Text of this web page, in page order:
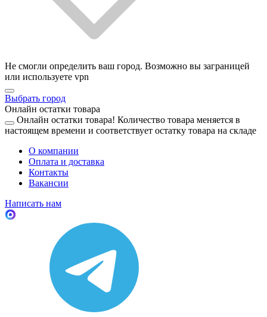
Не смогли определить ваш город. Возможно вы заграницей
или используете vpn
Выбрать город
Онлайн остатки товара
Онлайн остатки товара! Количество товара меняется в
настоящем времени и соответствует остатку товара на складе
О компании
Оплата и доставка
Контакты
Вакансии
Написать нам